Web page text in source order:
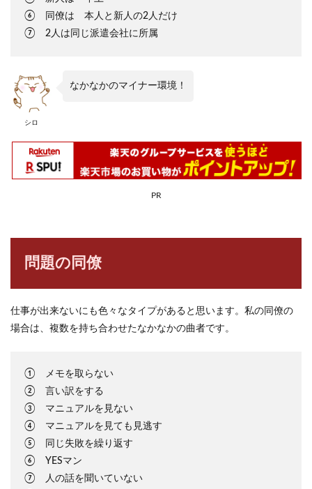
⑥ 同僚は 本人と新人の2人だけ
⑦ 2人は同じ派遣会社に所属
シロ
なかなかのマイナー環境！
PR
問題の同僚
仕事が出来ないにも色々なタイプがあると思います。私の同僚の
場合は、複数を持ち合わせたなかなかの曲者です。
① メモを取らない
② 言い訳をする
③ マニュアルを見ない
④ マニュアルを見ても見逃す
⑤ 同じ失敗を繰り返す
⑥ YESマン
⑦ 人の話を聞いていない